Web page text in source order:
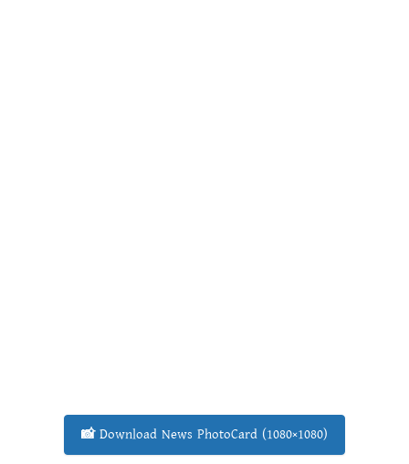
📸 Download News PhotoCard (1080×1080)